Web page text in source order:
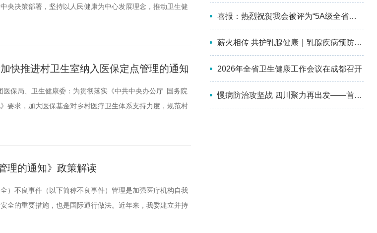
喜报：热烈祝贺我会被评为“5A级全省性社会组织”！
薪火相传 共护乳腺健康｜乳腺疾病预防与控制分会第四届委员会换届选举会议暨2026年学术会议成功举办
2026年全省卫生健康工作会议在成都召开
慢病防治攻坚战 四川聚力再出发——首届四川慢性病防治大会顺利召开
央决策部署，坚持以人民健康为中心发展理念，推动卫生健
的健康挑战，各年龄段居民超重和肥胖问题日益突出，人
快推进村卫生室纳入医保定点管理的通知
保局、卫生健康委：为贯彻落实《中共中央办公厅 国务院
要求，加大医保基金对乡村医疗卫生体系支持力度，规范村
如下意见。一、统一思想认识、明确目标任务村卫生室是
理的通知》政策解读
）不良事件（以下简称不良事件）管理是加强医疗机构自我
全的重要措施，也是国际通行做法。近年来，我委建立并持
集分析与反馈，指导医疗机构持续改进医疗质量。并于2021